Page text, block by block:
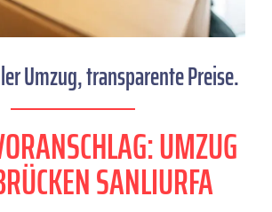
Umzug, transparente Preise.
UMZUG
SANLIURFA